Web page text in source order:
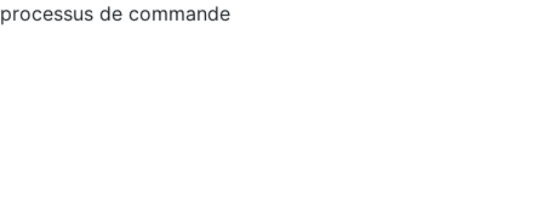
processus de commande